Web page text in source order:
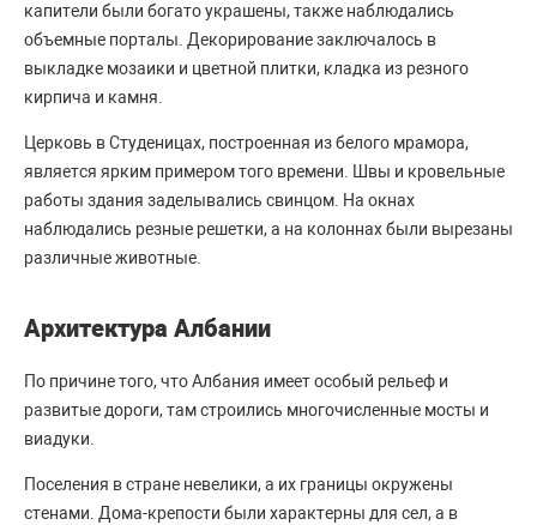
капители были богато украшены, также наблюдались
объемные порталы. Декорирование заключалось в
выкладке мозаики и цветной плитки, кладка из резного
кирпича и камня.
Церковь в Студеницах, построенная из белого мрамора,
является ярким примером того времени. Швы и кровельные
работы здания заделывались свинцом. На окнах
наблюдались резные решетки, а на колоннах были вырезаны
различные животные.
Архитектура Албании
По причине того, что Албания имеет особый рельеф и
развитые дороги, там строились многочисленные мосты и
виадуки.
Поселения в стране невелики, а их границы окружены
стенами. Дома-крепости были характерны для сел, а в